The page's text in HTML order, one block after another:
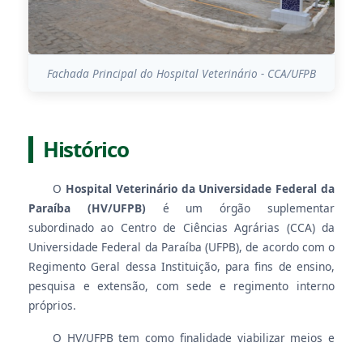
Fachada Principal do Hospital Veterinário - CCA/UFPB
Histórico
O Hospital Veterinário da Universidade Federal da
Paraíba (HV/UFPB) é um órgão suplementar
subordinado ao Centro de Ciências Agrárias (CCA) da
Universidade Federal da Paraíba (UFPB), de acordo com o
Regimento Geral dessa Instituição, para fins de ensino,
pesquisa e extensão, com sede e regimento interno
próprios.
O HV/UFPB tem como finalidade viabilizar meios e